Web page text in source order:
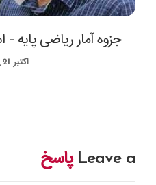
جزوه آمار ریاضی پایه
اکتبر 21, 2019
Leave a پاسخ